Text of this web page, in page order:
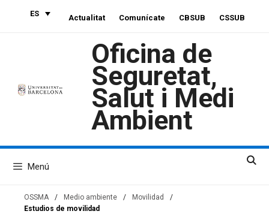
ES Actualitat Comunícate CBSUB CSSUB
Oficina de
Seguretat,
Salut i Medi
Ambient
Menú
OSSMA / Medio ambiente / Movilidad
/
Estudios de movilidad